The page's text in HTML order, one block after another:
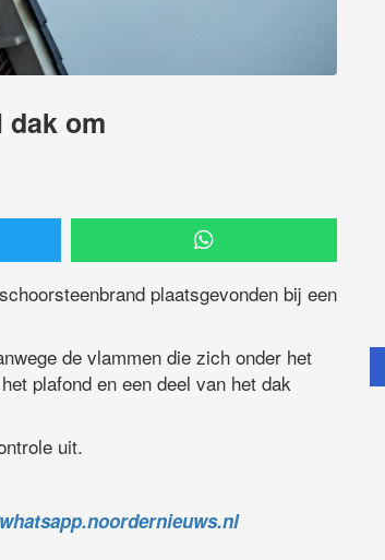
dak om
plaatsgevonden bij een
de vlammen die zich onder het
plafond en een deel van het dak
uit.